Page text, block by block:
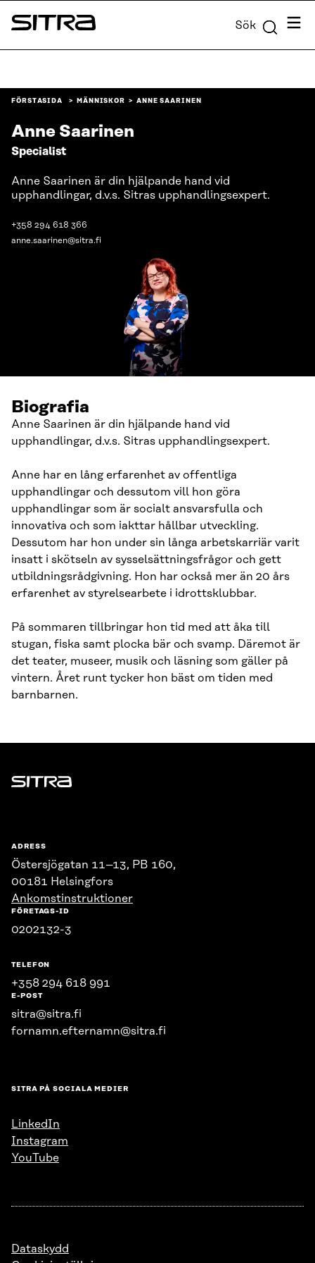
Skip to
content
Sitra Sök Meny
FÖRSTASIDA MÄNNISKOR ANNE SAARINEN
Anne Saarinen
Specialist
Anne Saarinen är din hjälpande hand vid
upphandlingar, d.v.s. Sitras upphandlingsexpert.
+358 294 618 366
anne.saarinen@sitra.fi
Biografia
Anne Saarinen är din hjälpande hand vid
upphandlingar, d.v.s. Sitras upphandlingsexpert.
Anne har en lång erfarenhet av offentliga
upphandlingar och dessutom vill hon göra
upphandlingar som är socialt ansvarsfulla och
innovativa och som iakttar hållbar utveckling.
Dessutom har hon under sin långa arbetskarriär varit
insatt i skötseln av sysselsättningsfrågor och gett
utbildningsrådgivning. Hon har också mer än 20 års
erfarenhet av styrelsearbete i idrottsklubbar.
På sommaren tillbringar hon tid med att åka till
stugan, fiska samt plocka bär och svamp. Däremot är
det teater, museer, musik och läsning som gäller på
vintern. Året runt tycker hon bäst om tiden med
barnbarnen.
Sitra
ADRESS
Östersjögatan 11–13, PB 160,
00181 Helsingfors
Ankomstinstruktioner
FÖRETAGS-ID
0202132-3
TELEFON
+358 294 618 991
E-POST
sitra@sitra.fi
fornamn.efternamn@sitra.fi
SITRA PÅ SOCIALA MEDIER
LinkedIn
Instagram
YouTube
Dataskydd